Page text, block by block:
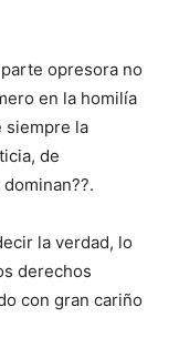
opresora no
en la homilía
siempre la
de
la verdad, lo
derechos
con gran cariño